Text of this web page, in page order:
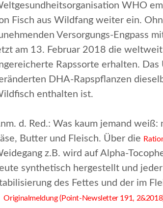
WHO
Fisch aus Wildfang weiter ein.
Versorgungs-Engpass
am 13. Februar 2018 die
Rapssorte erhalten.
DHA-Rapspflanzen
enthalten ist.
d. Red.: Was kaum jemand
Butter und Fleisch. Über die
z.B. wird auf Alpha-
synthetisch hergestellt und
des Fettes und der im
Originalmeldung (Point-Newsletter 191,